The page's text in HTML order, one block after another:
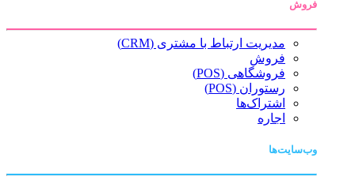
فروش
مدیریت ارتباط با مشتری (CRM)
فروش
فروشگاهی (POS)
رستوران (POS)
اشتراک‌ها
اجاره
وب‌سایت‌ها